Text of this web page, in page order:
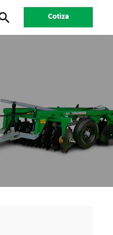
Cotiza